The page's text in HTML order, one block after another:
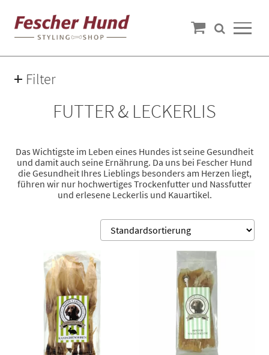
FUTTER & LECKERLIS
Das Wichtigste im Leben eines Hundes ist seine Gesundheit
und damit auch seine Ernährung. Da uns bei Fescher Hund
die Gesundheit Ihres Lieblings besonders am Herzen liegt,
führen wir nur hochwertiges Trockenfutter und Nassfutter
und erlesene Leckerlis und Kauartikel.
Filter
Fleischsorte
(4)
See 6 more